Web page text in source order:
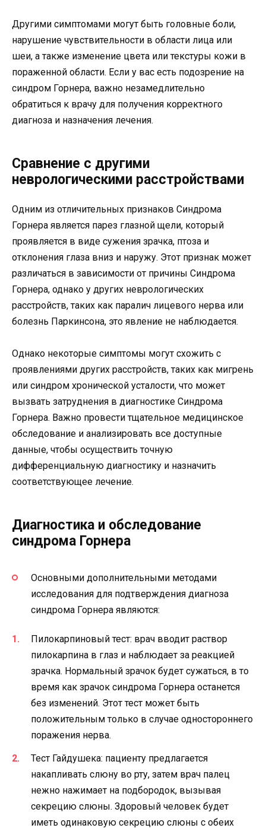
Другими симптомами могут быть головные боли,
нарушение чувствительности в области лица или
шеи, а также изменение цвета или текстуры кожи в
пораженной области. Если у вас есть подозрение на
синдром Горнера, важно незамедлительно
обратиться к врачу для получения корректного
диагноза и назначения лечения.
Сравнение с другими
неврологическими расстройствами
Одним из отличительных признаков Синдрома
Горнера является парез глазной щели, который
проявляется в виде сужения зрачка, птоза и
отклонения глаза вниз и наружу. Этот признак может
различаться в зависимости от причины Синдрома
Горнера, однако у других неврологических
расстройств, таких как паралич лицевого нерва или
болезнь Паркинсона, это явление не наблюдается.
Однако некоторые симптомы могут схожить с
проявлениями других расстройств, таких как мигрень
или синдром хронической усталости, что может
вызвать затруднения в диагностике Синдрома
Горнера. Важно провести тщательное медицинское
обследование и анализировать все доступные
данные, чтобы осуществить точную
дифференциальную диагностику и назначить
соответствующее лечение.
Диагностика и обследование
синдрома Горнера
Основными дополнительными методами
исследования для подтверждения диагноза
синдрома Горнера являются:
Пилокарпиновый тест: врач вводит раствор
пилокарпина в глаз и наблюдает за реакцией
зрачка. Нормальный зрачок будет сужаться, в то
время как зрачок синдрома Горнера останется
без изменений. Этот тест может быть
положительным только в случае одностороннего
поражения нерва.
Тест Гайдушека: пациенту предлагается
накапливать слюну во рту, затем врач палец
нежно нажимает на подбородок, вызывая
секрецию слюны. Здоровый человек будет
иметь одинаковую секрецию слюны с обеих